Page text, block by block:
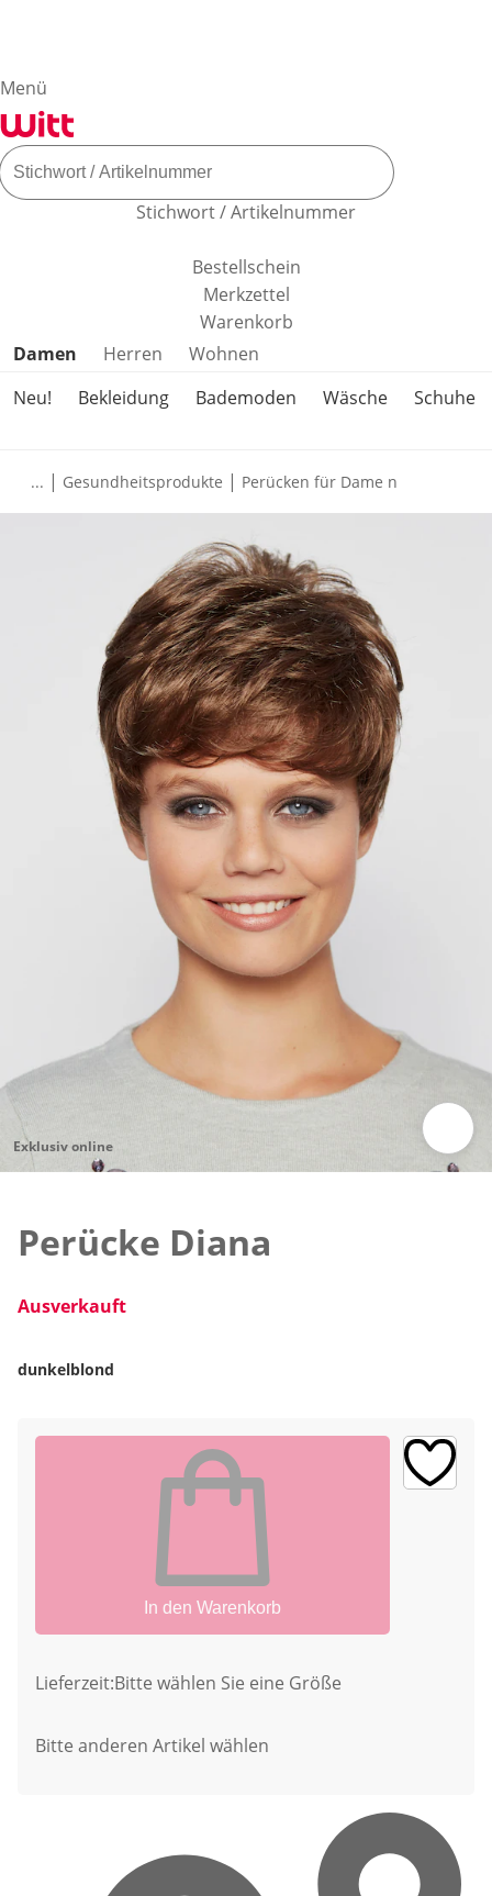
Menü
Stichwort / Artikelnummer
Bestellschein
Merkzettel
Warenkorb
Produktkategorien überspringen
Damen Herren
Wohnen
Neu!
Bekleidung Bademoden Wäsche Schuhe
... | Gesundheitsprodukte | Perücken für Dame n
Exklusiv online
Perücke Diana
Ausverkauft
dunkelblond
In den Warenkorb
Lieferzeit:Bitte wählen Sie eine Größe
Bitte anderen Artikel wählen